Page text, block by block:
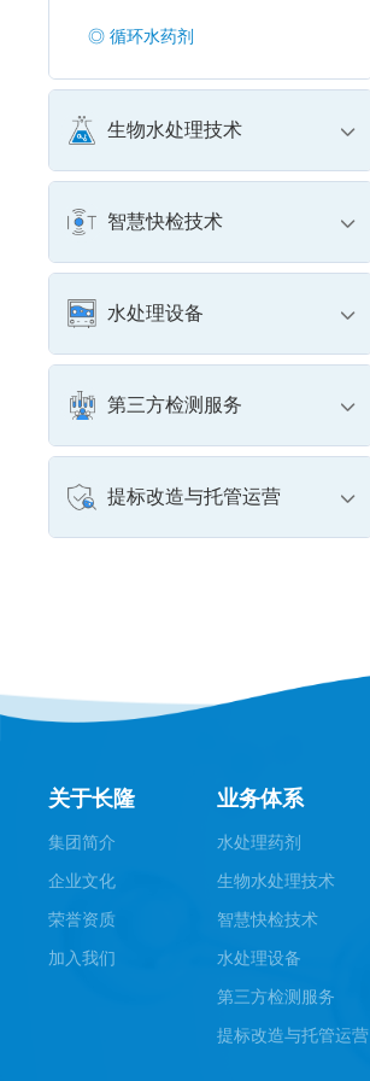
◎ 循环水药剂
生物水处理技术
智慧快检技术
水处理设备
第三方检测服务
提标改造与托管运营
关于长隆
集团简介
企业文化
荣誉资质
加入我们
业务体系
水处理药剂
生物水处理技术
智慧快检技术
水处理设备
第三方检测服务
提标改造与托管运营